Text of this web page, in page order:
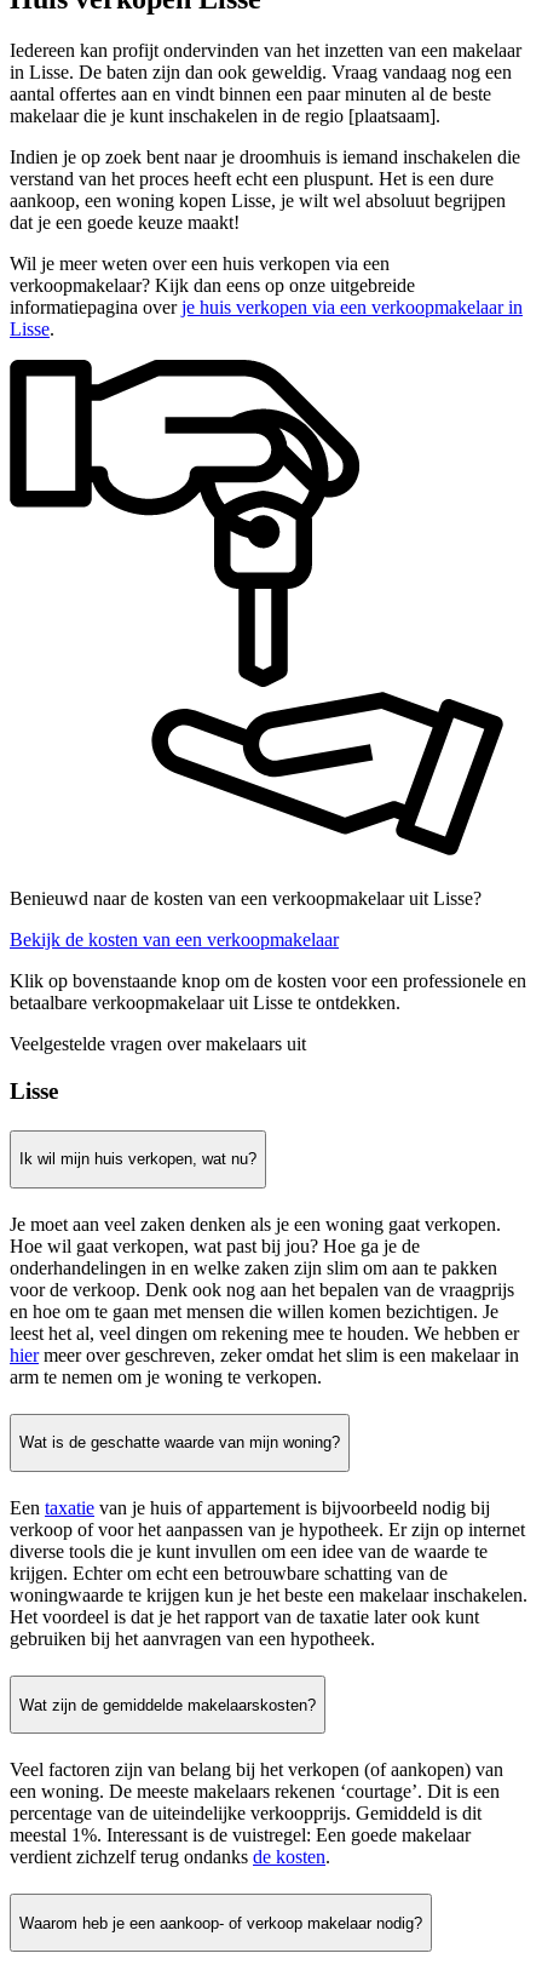
Iedereen kan profijt ondervinden van het inzetten van een makelaar
in Lisse. De baten zijn dan ook geweldig. Vraag vandaag nog een
aantal offertes aan en vindt binnen een paar minuten al de beste
makelaar die je kunt inschakelen in de regio [plaatsaam].
Indien je op zoek bent naar je droomhuis is iemand inschakelen die
verstand van het proces heeft echt een pluspunt. Het is een dure
aankoop, een woning kopen Lisse, je wilt wel absoluut begrijpen
dat je een goede keuze maakt!
Wil je meer weten over een huis verkopen via een
verkoopmakelaar? Kijk dan eens op onze uitgebreide
informatiepagina overje huis verkopen via een verkoopmakelaar in
Lisse.
Benieuwd naar de kosten van een verkoopmakelaar uit Lisse?
Bekijk de kosten van een verkoopmakelaar
Klik op bovenstaande knop om de kosten voor een professionele en
betaalbare verkoopmakelaar uit Lisse te ontdekken.
Veelgestelde vragen over makelaars uit
Lisse
Ik wil mijn huis verkopen, wat nu?
Je moet aan veel zaken denken als je een woning gaat verkopen.
Hoe wil gaat verkopen, wat past bij jou? Hoe ga je de
onderhandelingen in en welke zaken zijn slim om aan te pakken
voor de verkoop. Denk ook nog aan het bepalen van de vraagprijs
en hoe om te gaan met mensen die willen komen bezichtigen. Je
leest het al, veel dingen om rekening mee te houden. We hebben er
hiermeer over geschreven, zeker omdat het slim is een makelaar in
arm te nemen om je woning te verkopen.
Wat is de geschatte waarde van mijn woning?
Een taxatie van je huis of appartement is bijvoorbeeld nodig bij
verkoop of voor het aanpassen van je hypotheek. Er zijn op internet
diverse tools die je kunt invullen om een idee van de waarde te
krijgen. Echter om echt een betrouwbare schatting van de
woningwaarde te krijgen kun je het beste een makelaar inschakelen.
Het voordeel is dat je het rapport van de taxatie later ook kunt
gebruiken bij het aanvragen van een hypotheek.
Wat zijn de gemiddelde makelaarskosten?
Veel factoren zijn van belang bij het verkopen (of aankopen) van
een woning. De meeste makelaars rekenen ‘courtage’. Dit is een
percentage van de uiteindelijke verkoopprijs. Gemiddeld is dit
meestal 1%. Interessant is de vuistregel: Een goede makelaar
verdient zichzelf terug ondanks de kosten.
Waarom heb je een aankoop- of verkoop makelaar nodig?